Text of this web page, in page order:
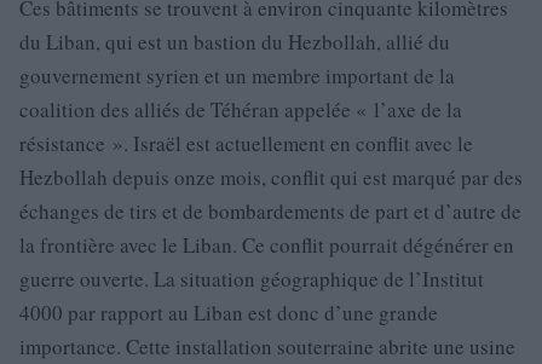
Ces bâtiments se trouvent à environ cinquante kilomètres
du Liban, qui est un bastion du Hezbollah, allié du
gouvernement syrien et un membre important de la
coalition des alliés de Téhéran appelée « l’axe de la
résistance ». Israël est actuellement en conflit avec le
Hezbollah depuis onze mois, conflit qui est marqué par des
échanges de tirs et de bombardements de part et d’autre de
la frontière avec le Liban. Ce conflit pourrait dégénérer en
guerre ouverte. La situation géographique de l’Institut
4000 par rapport au Liban est donc d’une grande
importance. Cette installation souterraine abrite une usine